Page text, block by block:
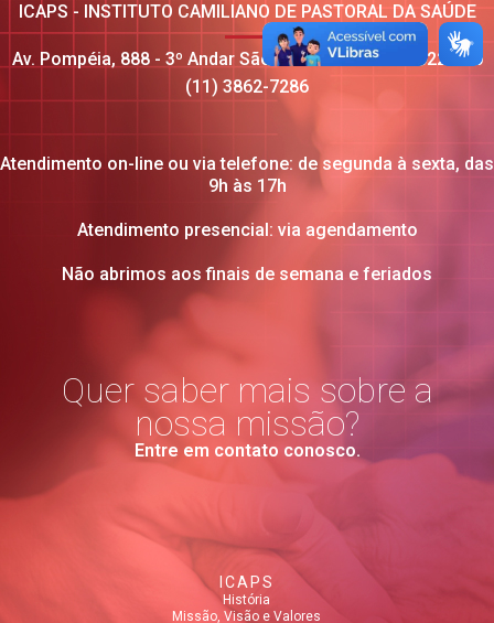
Agosto 2022 Julho 2022
ICAPS - INSTITUTO CAMILIANO DE PASTORAL DA SAÚDE
Av. Pompéia, 888 - 3º Andar São Paulo/SP CEP: 05022-000
(11) 3862-7286
Atendimento on-line ou via telefone: de segunda à sexta, das
9h às 17h
Atendimento presencial: via agendamento
Não abrimos aos finais de semana e feriados
Quer saber mais sobre a
nossa missão?
Entre em contato conosco.
ICAPS
História
Missão, Visão e Valores